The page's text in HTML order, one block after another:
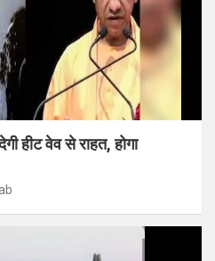
हीट वेव से राहत, होगा